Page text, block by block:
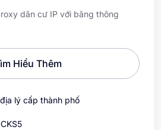
dân cư IP với băng thông
Hiểu Thêm
lý cấp thành phố